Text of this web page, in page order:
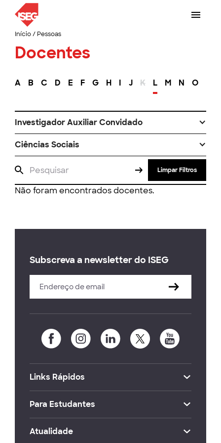
Início/ Pessoas
Docentes
A B C D E F G H I J K L M N O
Investigador Auxiliar Convidado
Ciências Sociais
Limpar Filtros
Não foram encontrados docentes.
Subscreva a newsletter do ISEG
Links Rápidos
Para Estudantes
Atualidade